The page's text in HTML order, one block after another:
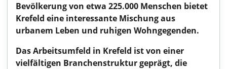
Bevölkerung von etwa 225.000 Menschen bietet
Krefeld eine interessante Mischung aus
urbanem Leben und ruhigen Wohngegenden.
Das Arbeitsumfeld in Krefeld ist von einer
vielfältigen Branchenstruktur geprägt, die